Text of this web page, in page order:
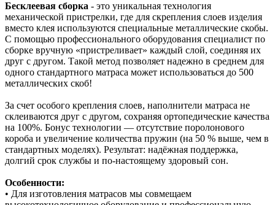
Бесклеевая сборка - это уникальная технология
механической пристрелки, где для скрепления слоев изделия
вместо клея используются специальные металлические скобы.
С помощью профессионального оборудования специалист по
сборке вручную «пристреливает» каждый слой, соединяя их
друг с другом. Такой метод позволяет надежно в среднем для
одного стандартного матраса может использоваться до 500
металлических скоб!
За счет особого крепления слоев, наполнители матраса не
склеиваются друг с другом, сохраняя ортопедические качества
на 100%. Бонус технологии — отсутствие поролонового
короба и увеличение количества пружин (на 50 % выше, чем в
стандартных моделях). Результат: надёжная поддержка,
долгий срок службы и по‑настоящему здоровый сон.
Особенности:
• Для изготовления матрасов мы совмещаем